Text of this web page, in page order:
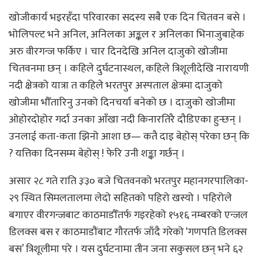
खोजीकार्य भइरहँदा परिवारका सदस्य सबै एक दिन चितवन बसे ।
भोलिपल्ट भने अनिल, अनिलका अङ्कल र अनिलका भिनाजुबाहेक
अरु वीरगन्ज फर्किए । चार दिनदेखि अनिल दाजुको खोजीमा
चितवनमा छन् । कहिले दुर्घटनास्थल, कहिले त्रिशूलीदेखि नारायणी
नदी क्षेत्रको यात्रा त कहिले भरतपुर अस्पताल क्षेत्रमा दाजुको
खोजीमा भौँतारिनु उनको दिनचर्या बनेको छ । दाजुको खोजीमा
ओहोरदोहोर गर्दा उनका आँखा नदी किनारतिरै दौडिएका हुन्छन् ।
उनलाई कता-कता झिनो आशा छ— कतै दाइ बेहोस् परेका छन् कि
? यत्तिका दिनसम्म बेहोस् ! फेरि उनी शङ्का गर्छन् ।
असार २८ गते राति ३ः३० बजे चितवनको भरतपुर महानगरपालिका-
२९ स्थित सिमलतालमा लेदो सहितको पहिरो खस्यो । पहिरोले
बगाएर वीरगन्जबाट काठमाडौँतर्फ गइरहेको १५१६ नम्बरको एन्जल
डिलक्स बस र काठमाडौंबाट गौरतर्फ जाँदै गरेको ‘गणपति डिलक्स
बस’ त्रिशूलीमा परे । यस दुर्घटनामा तीन जना सकुसल छन् भने ६२